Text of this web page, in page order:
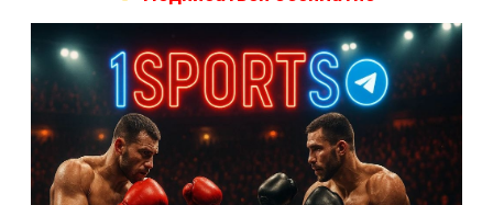
А как смотреть с ноутбука?
Анонимно кРасписание боев UFC
Кусок говна ты, существом даже нельзя ,такое как ты назвать!
АнонимнокКонор МакГрегор
УЧ
АнонимнокРэнди Браун — Николас Далби